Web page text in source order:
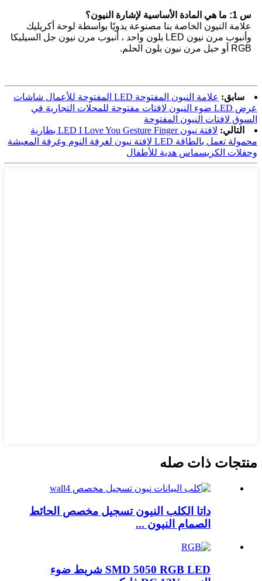
س 1: ما هي المادة الأساسية لإشارة النيون؟
علامة النيون الخاصة بنا مصنوعة يدويًا بواسطة لوحة أكريليك
وأنبوب مرن نيون LED بلون واحد ، أنبوب مرن نيون جل السيليكا
RGB أو حبل مرن نيون بلون الحلم.
سابق:
علامة النيون المفتوحة LED المفتوحة للأعمال شاشات
عرض LED ضوء النيون لافتات مفتوحة للمحلات التجارية في
السوق لافتات النيون المفتوحة
التالي:
لافتة نيون LED I Love You Gesture Finger بطارية
محمولة تعمل بالطاقة LED لافتة نيون لغرفة النوم وغرفة المعيشة
وحفلات الكريسماس هدية للأطفال
منتجات ذات صله
داتا الكلب النيون تسجيل مخصص الحائط
الصمام النيون ...
SMD 5050 RGB LED شريط ضوء